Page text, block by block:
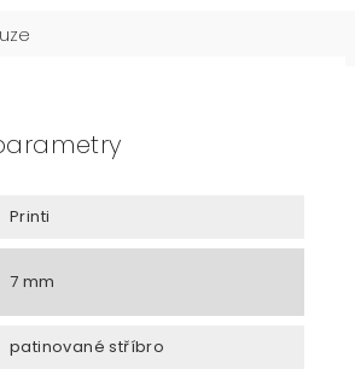
Printi
7 mm
patinované stříbro